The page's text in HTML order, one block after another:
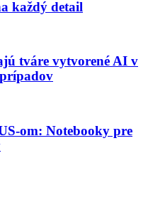
každý detail
tváre vytvorené AI v
om: Notebooky pre